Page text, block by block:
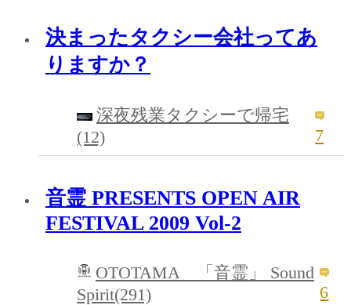
決まったタクシー会社ってあ
りますか？
深夜残業タクシーで帰宅
(12)
7
音霊 PRESENTS OPEN AIR
FESTIVAL 2009 Vol-2
OTOTAMA 「音霊」 Sound
Spirit(291)
6